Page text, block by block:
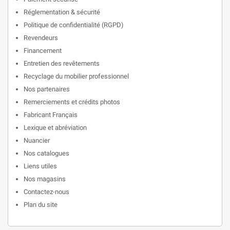
Réglementation & sécurité
Politique de confidentialité (RGPD)
Revendeurs
Financement
Entretien des revêtements
Recyclage du mobilier professionnel
Nos partenaires
Remerciements et crédits photos
Fabricant Français
Lexique et abréviation
Nuancier
Nos catalogues
Liens utiles
Nos magasins
Contactez-nous
Plan du site